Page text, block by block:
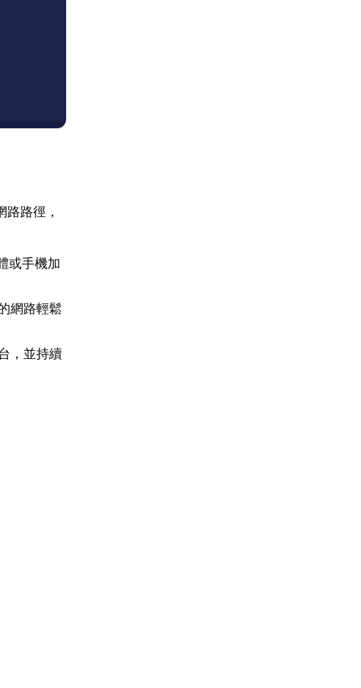
路徑，
或手機加
網路輕鬆
，並持續